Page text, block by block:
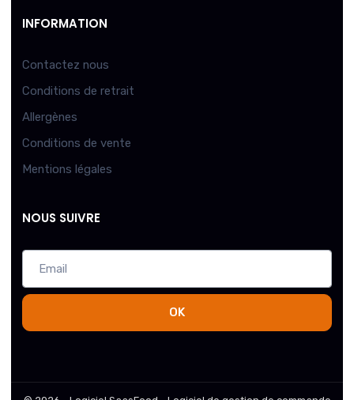
INFORMATION
Contactez nous
Conditions de retrait
Allergènes
Conditions de vente
Mentions légales
NOUS SUIVRE
OK